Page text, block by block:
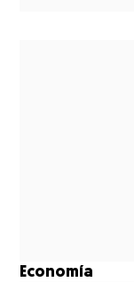
Economía